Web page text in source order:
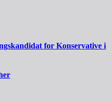
for Konservative i